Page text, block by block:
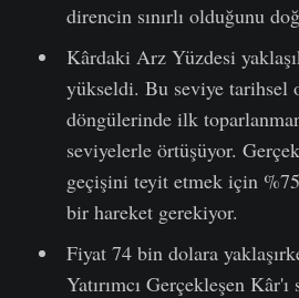
direncin sınırlı olduğunu
Kârdaki Arz Yüzdesi
yükseldi. Bu seviye tarihsel
döngülerinde ilk
seviyelerle örtüşüyor.
geçişini teyit etmek için
bir hareket gerekiyor.
Fiyat 74 bin dolara
Yatırımcı Gerçekleşen